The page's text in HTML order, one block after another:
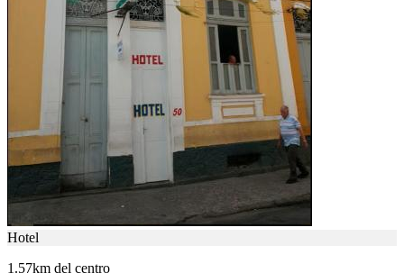
Hotel
1.57km del centro